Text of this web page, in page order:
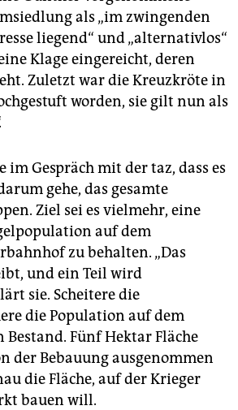
als „im zwingenden
liegend“ und „alternativlos“
Klage eingereicht, deren
Zuletzt war die Kreuzkröte in
worden, sie gilt nun als
im Gespräch mit der taz, dass es
gehe, das gesamte
Ziel sei es vielmehr, eine
auf dem
zu behalten. „Das
und ein Teil wird
sie. Scheitere die
die Population auf dem
Bestand. Fünf Hektar Fläche
der Bebauung ausgenommen
die Fläche, auf der Krieger
bauen will.